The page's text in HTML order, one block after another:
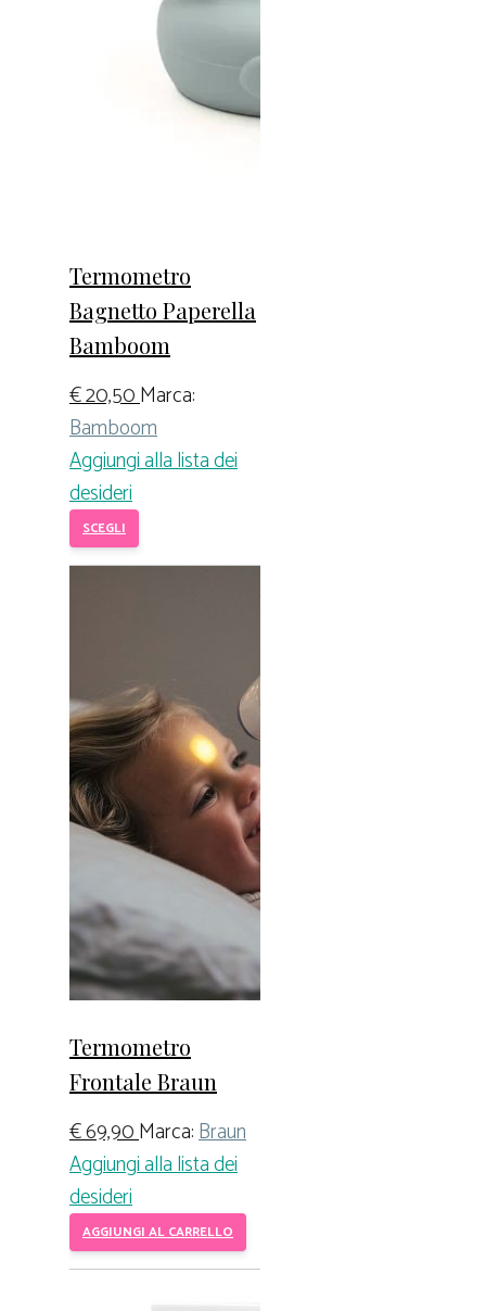
Termometro
Bagnetto Paperella
Bamboom
€20,50Marca:
Bamboom
Aggiungi alla lista dei
desideri
SCEGLI
Termometro
Frontale Braun
€69,90Marca:Braun
Aggiungi alla lista dei
desideri
AGGIUNGI AL CARRELLO